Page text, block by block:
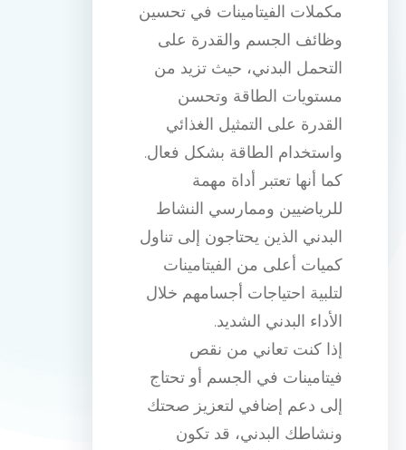
مكملات الفيتامينات في تحسين
وظائف الجسم والقدرة على
التحمل البدني، حيث تزيد من
مستويات الطاقة وتحسن
القدرة على التمثيل الغذائي
واستخدام الطاقة بشكل فعال.
كما أنها تعتبر أداة مهمة
للرياضيين وممارسي النشاط
البدني الذين يحتاجون إلى تناول
كميات أعلى من الفيتامينات
لتلبية احتياجات أجسامهم خلال
الأداء البدني الشديد.
إذا كنت تعاني من نقص
فيتامينات في الجسم أو تحتاج
إلى دعم إضافي لتعزيز صحتك
ونشاطك البدني، قد تكون